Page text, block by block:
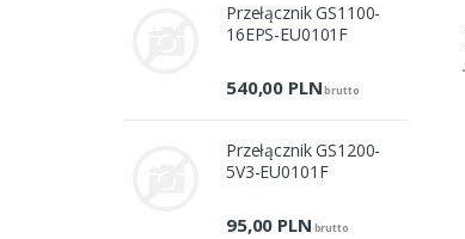
Przełącznik GS1100-
16EPS-EU0101F
540,00 PLNbrutto
Przełącznik GS1200-
5V3-EU0101F
95,00 PLN brutto